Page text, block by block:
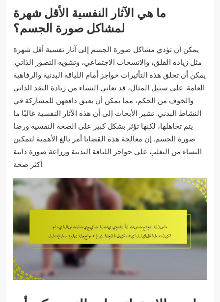
ما هي الآثار النفسية الأقل شهرة
لمشاكل صورة الجسم؟
يمكن أن تؤدي مشاكل صورة الجسم إلى آثار نفسية أقل شهرة
مثل زيادة القلق، والانسحاب الاجتماعي، وتشويه التصور الذاتي.
يمكن أن تخلق هذه التأثيرات حواجز أمام اللياقة البدنية والرفاهية
العامة. على سبيل المثال، قد تعاني النساء من زيادة النقد الذاتي
والخوف من الحكم، مما يمكن أن يعيق دافعهن للمشاركة في
النشاط البدني. تشير الأبحاث إلى أن هذه الآثار النفسية غالبًا ما
يتم تجاهلها، لكنها تؤثر بشكل كبير على الصحة النفسية ورضا
صورة الجسم. إن معالجة هذه القضايا أمر بالغ الأهمية لتمكين
النساء من التغلب على حواجز اللياقة البدنية وزراعة صورة ذاتية
أكثر صحة.